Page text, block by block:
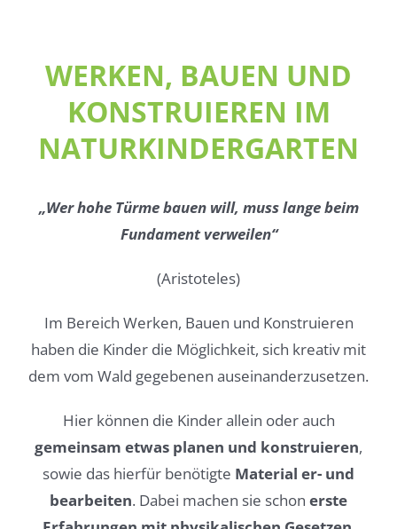
WERKEN, BAUEN UND
KONSTRUIEREN IM
NATURKINDERGARTEN
„Wer hohe Türme bauen will, muss lange beim
Fundament verweilen“
(Aristoteles)
Im Bereich Werken, Bauen und Konstruieren
haben die Kinder die Möglichkeit, sich kreativ mit
dem vom Wald gegebenen auseinanderzusetzen.
Hier können die Kinder allein oder auch
gemeinsam etwas planen und konstruieren,
sowie das hierfür benötigte Material er- und
bearbeiten. Dabei machen sie schon erste